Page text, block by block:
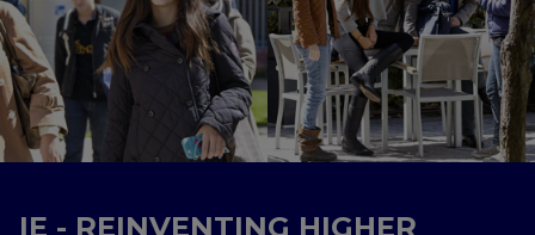
IE - REINVENTING HIGHER